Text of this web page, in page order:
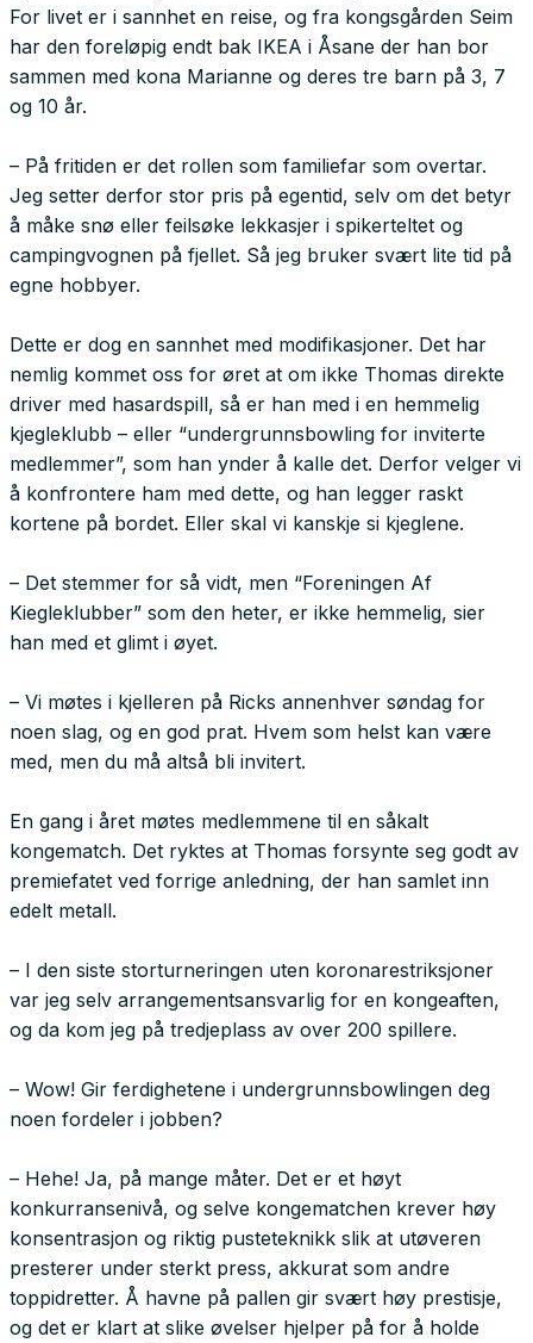
For livet er i sannhet en reise, og fra kongsgården Seim
har den foreløpig endt bak IKEA i Åsane der han bor
sammen med kona Marianne og deres tre barn på 3, 7
og 10 år.
– På fritiden er det rollen som familiefar som overtar.
Jeg setter derfor stor pris på egentid, selv om det betyr
å måke snø eller feilsøke lekkasjer i spikerteltet og
campingvognen på fjellet. Så jeg bruker svært lite tid på
egne hobbyer.
Dette er dog en sannhet med modifikasjoner. Det har
nemlig kommet oss for øret at om ikke Thomas direkte
driver med hasardspill, så er han med i en hemmelig
kjegleklubb – eller “undergrunnsbowling for inviterte
medlemmer”, som han ynder å kalle det. Derfor velger vi
å konfrontere ham med dette, og han legger raskt
kortene på bordet. Eller skal vi kanskje si kjeglene.
– Det stemmer for så vidt, men “Foreningen Af
Kiegleklubber” som den heter, er ikke hemmelig, sier
han med et glimt i øyet.
– Vi møtes i kjelleren på Ricks annenhver søndag for
noen slag, og en god prat. Hvem som helst kan være
med, men du må altså bli invitert.
En gang i året møtes medlemmene til en såkalt
kongematch. Det ryktes at Thomas forsynte seg godt av
premiefatet ved forrige anledning, der han samlet inn
edelt metall.
– I den siste storturneringen uten koronarestriksjoner
var jeg selv arrangementsansvarlig for en kongeaften,
og da kom jeg på tredjeplass av over 200 spillere.
– Wow! Gir ferdighetene i undergrunnsbowlingen deg
noen fordeler i jobben?
– Hehe! Ja, på mange måter. Det er et høyt
konkurransenivå, og selve kongematchen krever høy
konsentrasjon og riktig pusteteknikk slik at utøveren
presterer under sterkt press, akkurat som andre
toppidretter. Å havne på pallen gir svært høy prestisje,
og det er klart at slike øvelser hjelper på for å holde